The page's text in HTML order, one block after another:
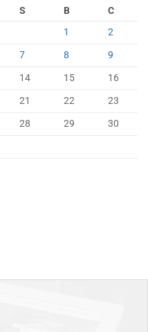
S B
C
1
2
7 8
9
14 15
16
21 22
23
28 29
30